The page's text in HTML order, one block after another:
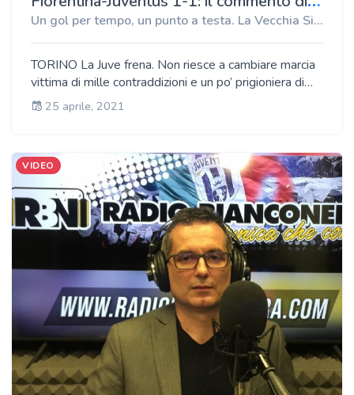
Un gol per tempo, un punto a testa. La Vecchia Signora non decolla. Champions a rischio?
TORINO La Juve frena. Non riesce a cambiare marcia
vittima di mille contraddizioni e un po’ prigioniera di
Ronaldo ancora una volta non all’altezza della sua
fama. Ha fatto bene Pirlo a tenerlo in cambio
25 aprile, 2021
VIDEO